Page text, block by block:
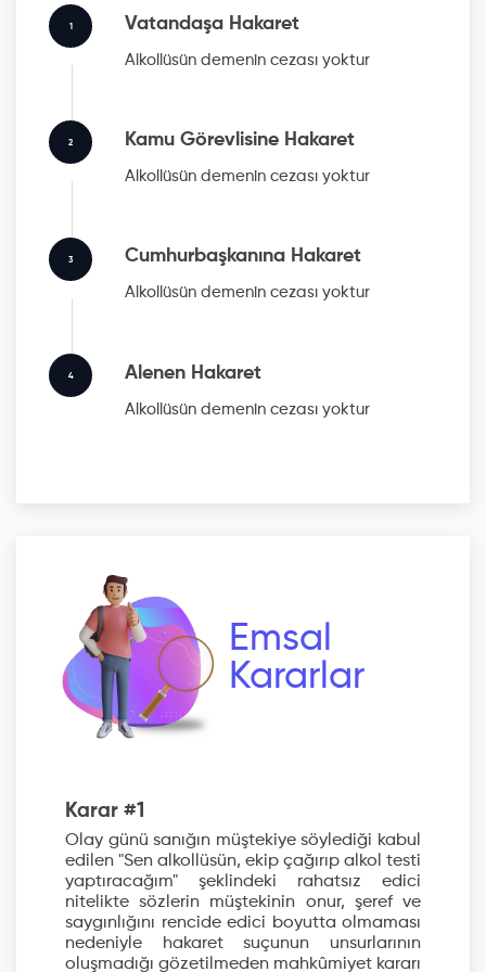
1 Vatandaşa Hakaret
Alkollüsün demenin cezası yoktur
2 Kamu Görevlisine Hakaret
Alkollüsün demenin cezası yoktur
3 Cumhurbaşkanına Hakaret
Alkollüsün demenin cezası yoktur
4 Alenen Hakaret
Alkollüsün demenin cezası yoktur
Emsal
Kararlar
Karar #1
Olay günü sanığın müştekiye söylediği kabul
edilen "Sen alkollüsün, ekip çağırıp alkol testi
yaptıracağım" şeklindeki rahatsız edici
nitelikte sözlerin müştekinin onur, şeref ve
saygınlığını rencide edici boyutta olmaması
nedeniyle hakaret suçunun unsurlarının
oluşmadığı gözetilmeden mahkûmiyet kararı